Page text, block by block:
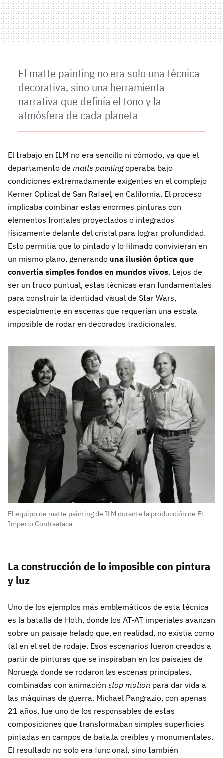
El matte painting no era solo una técnica
decorativa, sino una herramienta
narrativa que definía el tono y la
atmósfera de cada planeta
El trabajo en ILM no era sencillo ni cómodo, ya que el
departamento de matte paintingoperaba bajo
condiciones extremadamente exigentes en el complejo
Kerner Optical de San Rafael, en California. El proceso
implicaba combinar estas enormes pinturas con
elementos frontales proyectados o integrados
físicamente delante del cristal para lograr profundidad.
Esto permitía que lo pintado y lo filmado convivieran en
un mismo plano, generando una ilusión óptica que
convertía simples fondos en mundos vivos. Lejos de
ser un truco puntual, estas técnicas eran fundamentales
para construir la identidad visual de Star Wars,
especialmente en escenas que requerían una escala
imposible de rodar en decorados tradicionales.
El equipo de matte painting de ILM durante la producción de El
Imperio Contraataca
La construcción de lo imposible con pintura
y luz
Uno de los ejemplos más emblemáticos de esta técnica
es la batalla de Hoth, donde los AT-AT imperiales avanzan
sobre un paisaje helado que, en realidad, no existía como
tal en el set de rodaje. Esos escenarios fueron creados a
partir de pinturas que se inspiraban en los paisajes de
Noruega donde se rodaron las escenas principales,
combinadas con animación stop motion para dar vida a
las máquinas de guerra. Michael Pangrazio, con apenas
21 años, fue uno de los responsables de estas
composiciones que transformaban simples superficies
pintadas en campos de batalla creíbles y monumentales.
El resultado no solo era funcional, sino también